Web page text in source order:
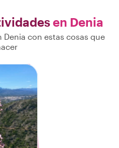
en Denia
con estas cosas que